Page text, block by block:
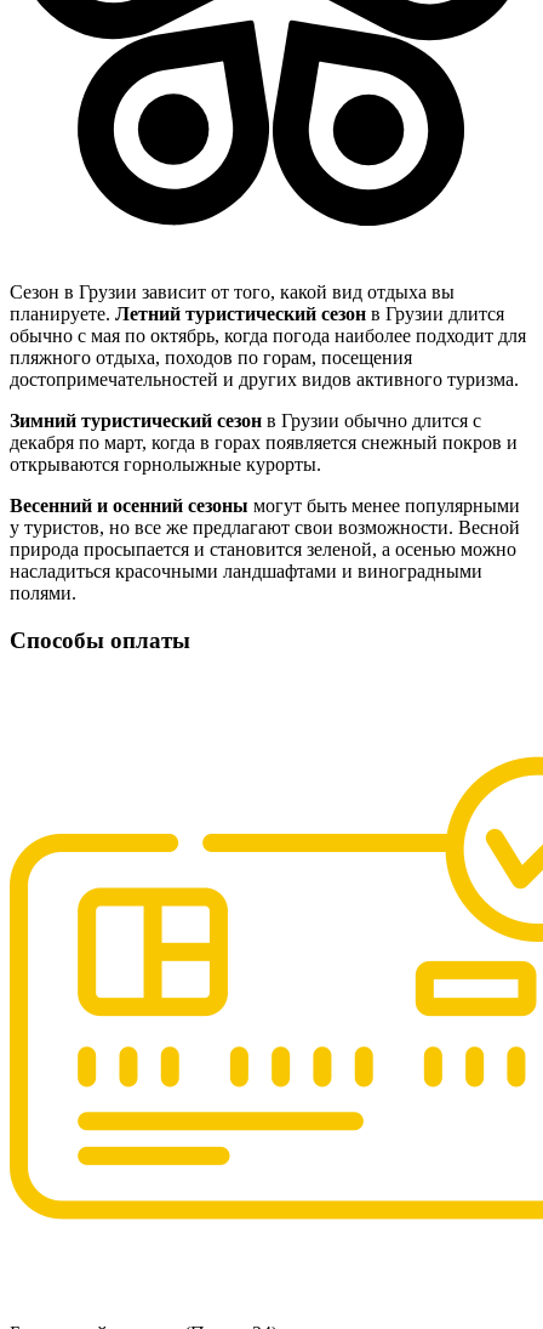
Сезон в Грузии зависит от того, какой вид отдыха вы
планируете. Летний туристический сезон в Грузии длится
обычно с мая по октябрь, когда погода наиболее подходит для
пляжного отдыха, походов по горам, посещения
достопримечательностей и других видов активного туризма.
Зимний туристический сезон в Грузии обычно длится с
декабря по март, когда в горах появляется снежный покров и
открываются горнолыжные курорты.
Весенний и осенний сезоны могут быть менее популярными
у туристов, но все же предлагают свои возможности. Весной
природа просыпается и становится зеленой, а осенью можно
насладиться красочными ландшафтами и виноградными
полями.
Способы оплаты